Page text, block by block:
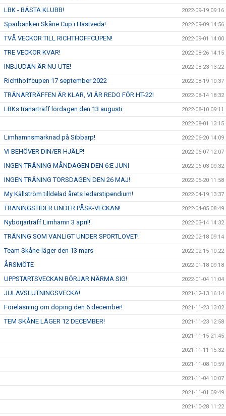
LBK - BÄSTA KLUBB! 2022-09-19 09:16
Sparbanken Skåne Cup i Hästveda! 2022-09-09 14:56
TVÅ VECKOR TILL RICHTHOFFCUPEN! 2022-09-01 14:00
TRE VECKOR KVAR! 2022-08-26 14:15
INBJUDAN ÄR NU UTE! 2022-08-23 13:22
Richthoffcupen 17 september 2022 2022-08-19 10:37
TRÄNARTRÄFFEN ÄR KLAR, VI ÄR REDO FÖR HT-22! 2022-08-14 18:32
LBKs tränarträff lördagen den 13 augusti 2022-08-10 09:11
2022-08-01 13:15
Limhamnsmarknad på Sibbarp! 2022-06-20 14:09
VI BEHÖVER DIN/ER HJÄLP! 2022-06-07 12:07
INGEN TRÄNING MÅNDAGEN DEN 6:E JUNI 2022-06-03 09:32
INGEN TRÄNING TORSDAGEN DEN 26 MAJ! 2022-05-20 11:58
My Källström tilldelad årets ledarstipendium! 2022-04-19 13:37
TRÄNINGSTIDER UNDER PÅSK-VECKAN! 2022-04-05 08:49
Nybörjarträff Limhamn 3 april! 2022-03-14 14:32
TRÄNING SOM VANLIGT UNDER SPORTLOVET! 2022-02-18 09:14
Team Skåne-läger den 13 mars 2022-02-15 10:22
ÅRSMÖTE 2022-01-18 09:18
UPPSTARTSVECKAN BÖRJAR NÄRMA SIG! 2022-01-04 11:04
JULAVSLUTNINGSVECKA! 2021-12-13 16:14
Föreläsning om doping den 6 december! 2021-11-23 13:02
TEM SKÅNE LÄGER 12 DECEMBER! 2021-11-23 12:58
2021-11-15 21:45
2021-11-11 15:32
2021-11-08 10:59
2021-11-04 10:07
2021-11-01 09:49
2021-10-28 11:22